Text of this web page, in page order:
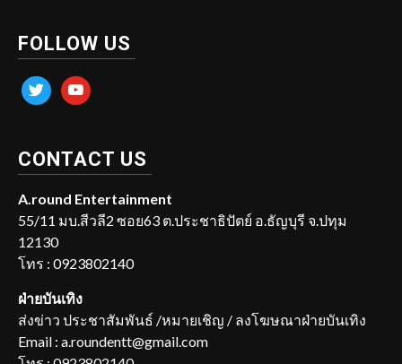
FOLLOW US
twitter youtube
CONTACT US
A.round Entertainment
55/11 มบ.สีวลี2 ซอย63 ต.ประชาธิปัตย์ อ.ธัญบุรี จ.ปทุม
12130
โทร : 0923802140
ฝ่ายบันเทิง
ส่งข่าว ประชาสัมพันธ์ /หมายเชิญ / ลงโฆษณาฝ่ายบันเทิง
Email : a.roundentt@gmail.com